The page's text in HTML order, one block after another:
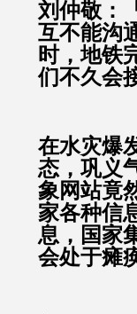
刘仲敬：
互不能沟
时，地铁
们不久会
在水灾爆
态，巩义
象网站竟
家各种信
息，国家
会处于瘫